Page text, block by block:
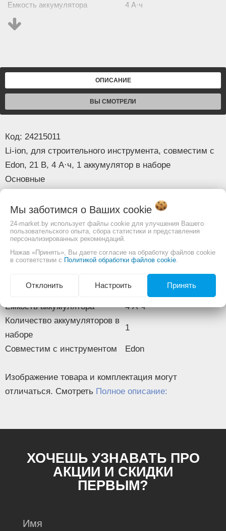
Емкость аккумулятора
4 А·ч
Количество аккумуляторов в
наборе
Изображение товара и комплектация могут отличаться.
Полное описание:ОПИСАНИЕ
ВЫ СМОТРЕЛИ
Код: 24215011
Li-ion, для строительного инструмента, совместим с
Edon, 21 В, 4 А·ч, 1 аккумулятор в наборе
Основные
Назначение
для строительного
инструмента
Тип аккумулятора
Li-ion
Способ крепления
аккумулятора
слайдер
21 В
Емкость аккумулятора
4 А·ч
Количество аккумуляторов в
наборе
1
Совместим с инструментом Edon
Изображение товара и комплектация могут
отличаться. Смотреть Полное описание:
ХОЧЕШЬ УЗНАВАТЬ ПРО
АКЦИИ И СКИДКИ
ПЕРВЫМ?
Мы заботимся о Ваших cookie
24-market.by использует файлы cookie для улучшения Вашего
пользовательского опыта, сбора статистики и представления
персонализированных рекомендаций.
Нажав «Принять», Вы даете согласие на обработку файлов cookie
в соответствии с Политикой обработки файлов cookie
Отклонить Настроить Принять